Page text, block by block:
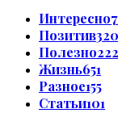
Интересно
Позитив
Полезно
Жизнь651
Разное155
Статьи101